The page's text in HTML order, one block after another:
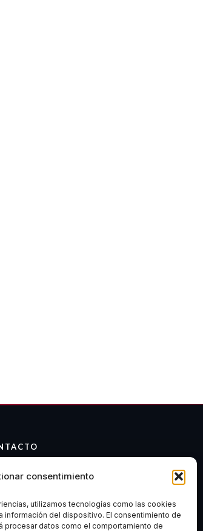
consentimiento
utilizamos tecnologías como las cookies
información del dispositivo. El consentimiento de
procesar datos como el comportamiento de
España